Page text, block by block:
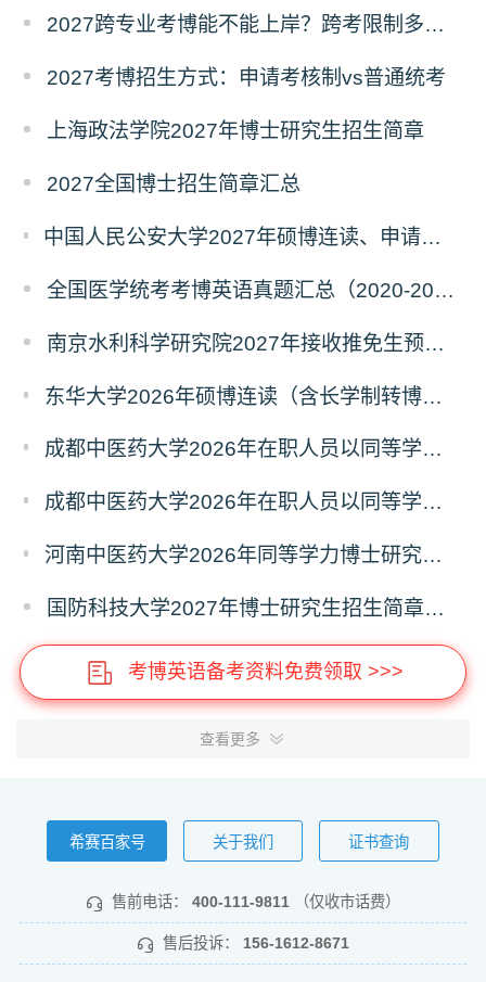
2027跨专业考博能不能上岸？跨考限制多不多？
2027考博招生方式：申请考核制vs普通统考
上海政法学院2027年博士研究生招生简章
2027全国博士招生简章汇总
中国人民公安大学2027年硕博连读、申请考核、本科直博博士研究生招生报名事宜的通知
全国医学统考考博英语真题汇总（2020-2026年）
南京水利科学研究院2027年接收推免生预报名公告
东华大学2026年硕博连读（含长学制转博）博士研究生拟录取名单公示
成都中医药大学2026年在职人员以同等学力申请中西医结合博士学术学位招生章程
成都中医药大学2026年在职人员以同等学力申请中医博士专业学位招生章程
河南中医药大学2026年同等学力博士研究生招生拟进入复试人员名单公示
国防科技大学2027年博士研究生招生简章（预发版）
考博英语备考资料免费领取 >>>
查看更多
希赛百家号 关于我们 证书查询
售前电话： 400-111-9811 （仅收市话费）
售后投诉： 156-1612-8671